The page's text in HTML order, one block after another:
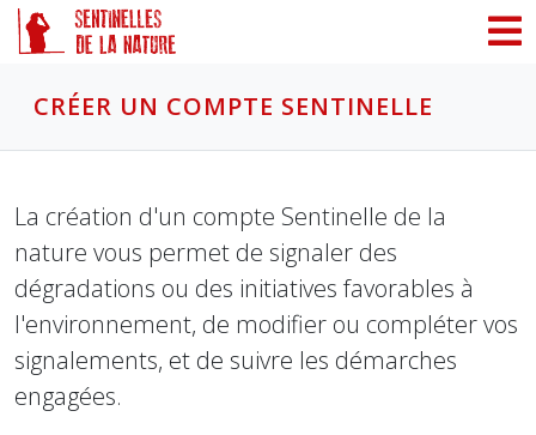
CRÉER UN COMPTE SENTINELLE
La création d'un compte Sentinelle de la
nature vous permet de signaler des
dégradations ou des initiatives favorables à
l'environnement, de modifier ou compléter vos
signalements, et de suivre les démarches
engagées.
Panneau de gestion des cookies